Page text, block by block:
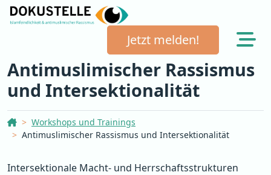
Jetzt melden!
Antimuslimischer Rassismus
und Intersektionalität
Dokustelle Österreich
Workshops und Trainings
Antimuslimischer Rassismus und Intersektionalität
Intersektionale Macht- und Herrschaftsstrukturen